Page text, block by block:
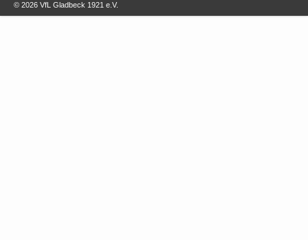
© 2026 VfL Gladbeck 1921 e.V.